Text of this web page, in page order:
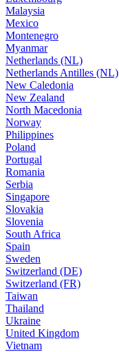
Malaysia
Mexico
Montenegro
Myanmar
Netherlands (NL)
Netherlands Antilles (NL)
New Caledonia
New Zealand
North Macedonia
Norway
Philippines
Poland
Portugal
Romania
Serbia
Singapore
Slovakia
Slovenia
South Africa
Spain
Sweden
Switzerland (DE)
Switzerland (FR)
Taiwan
Thailand
Ukraine
United Kingdom
Vietnam